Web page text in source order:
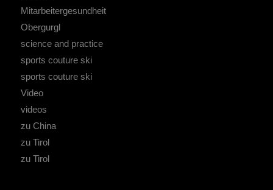
Mitarbeitergesundheit
Obergurgl
science and practice
sports couture ski
sports couture ski
Video
videos
zu China
zu Tirol
zu Tirol